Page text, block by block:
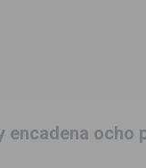
encadena ocho